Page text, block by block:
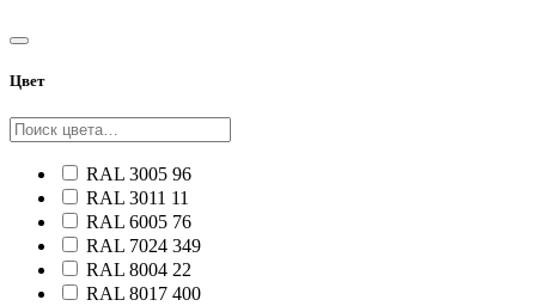
Цвет
RAL 3005 96
RAL 3011 11
RAL 6005 76
RAL 7024 349
RAL 8004 22
RAL 8017 400